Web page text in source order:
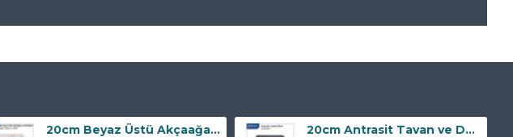
20cm Beyaz Üstü Akçaağaç Tavan ve Duvar Lambiri BP-11 20cm Antrasit Tavan ve Duvar Lambiri BPY-41